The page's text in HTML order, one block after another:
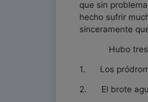
que sin
hecho sufrir
sinceramente
Hubo tres
1. Los
2. El brote